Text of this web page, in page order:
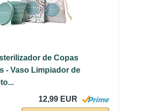
de Copas
- Vaso Limpiador de
12,99 EUR